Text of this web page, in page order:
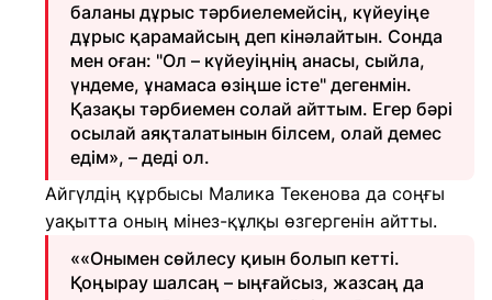
баланы дұрыс тәрбиелемейсің, күйеуіңе
дұрыс қарамайсың деп кінәлайтын. Сонда
мен оған: "Ол – күйеуіңнің анасы, сыйла,
үндеме, ұнамаса өзіңше істе" дегенмін.
Қазақы тәрбиемен солай айттым. Егер бәрі
осылай аяқталатынын білсем, олай демес
едім», – деді ол.
Айгүлдің құрбысы Малика Текенова да соңғы
уақытта оның мінез-құлқы өзгергенін айтты.
««Онымен сөйлесу қиын болып кетті.
Қоңырау шалсаң – ыңғайсыз, жазсаң да